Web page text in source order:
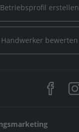
(Weitere) /
/ Galerien
Betriebsprofil erstellen
Handwerker bewerten